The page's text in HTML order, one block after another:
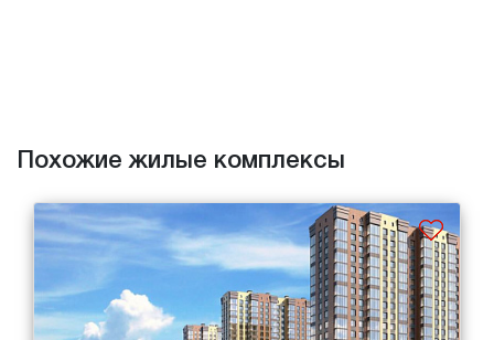
Похожие жилые комплексы